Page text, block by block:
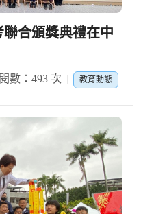
合頒獎典禮在中
數：493 次 教育動態